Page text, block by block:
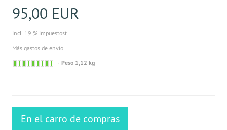
95,00 EUR
incl. 19 % impuestost
Más gastos de envío.
Sofort
Peso 1,12 kg
En el carro de compras